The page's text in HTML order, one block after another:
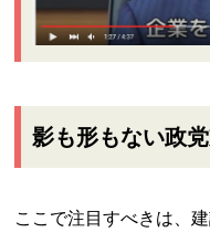
影も形もない政
ここで注目すべきは、